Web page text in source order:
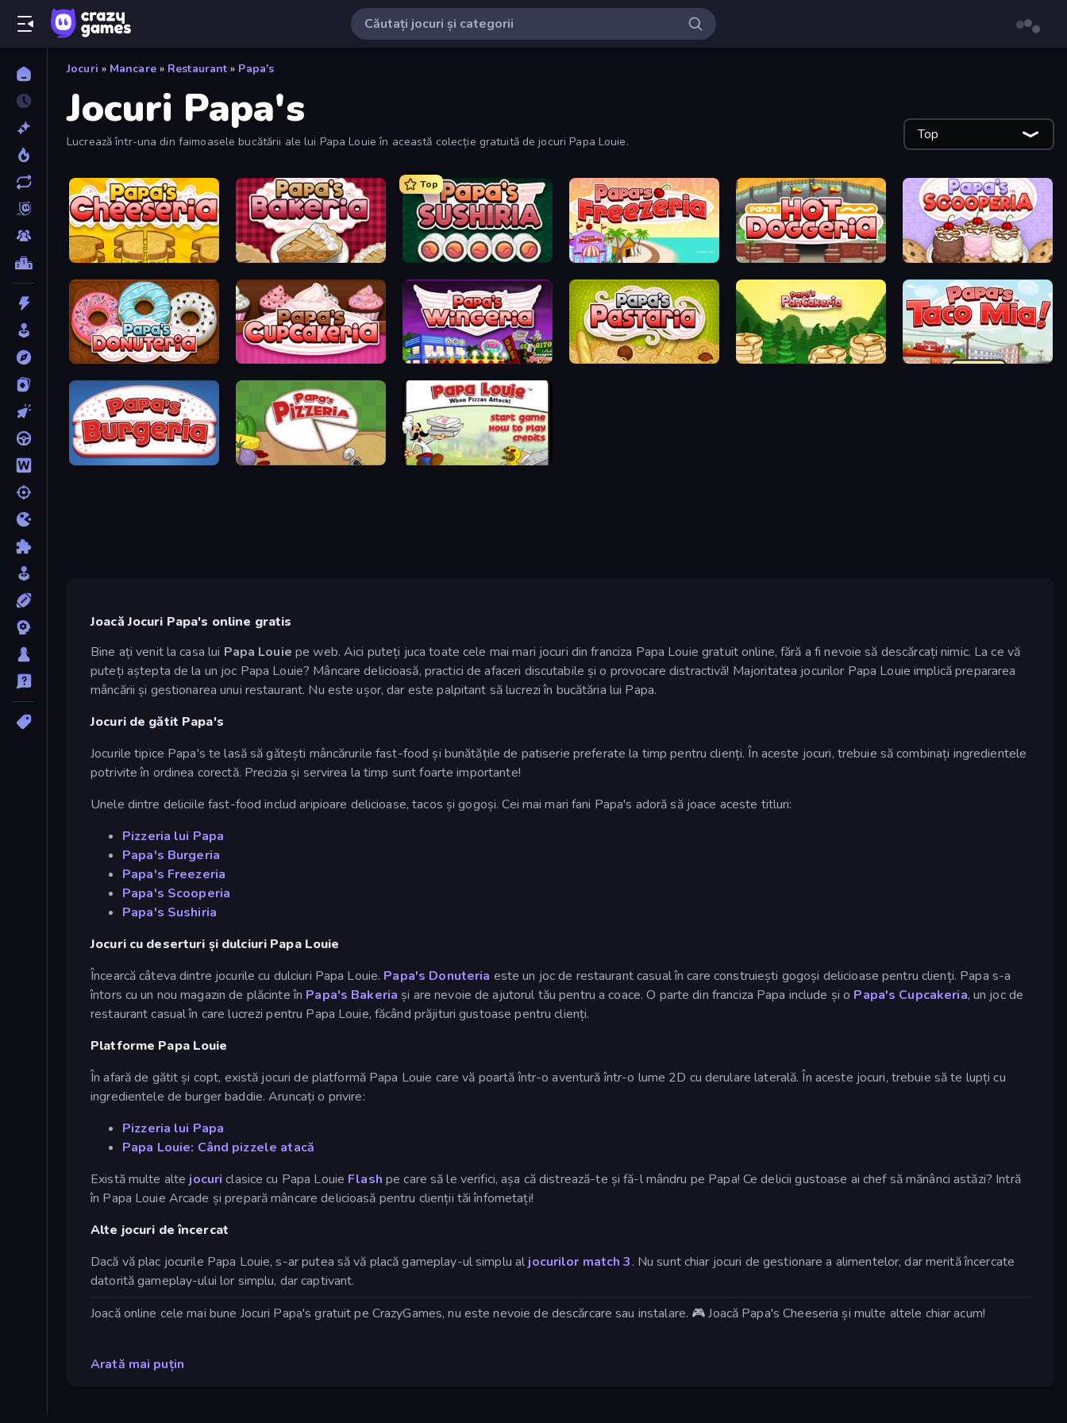
Jocuri » Mancare » Restaurant » Papa's
Jocuri Papa's
Lucrează într-una din faimoasele bucătării ale lui Papa Louie în această colecție gratuită de jocuri Papa Louie. Top
Papa's Cheeseria Papa's Bakeria
Top
Papa's Sushiria Papa's Freezeria Papa's Hot Doggeria Papa's Scooperia
Papa's Donuteria Papas Cupcakeria Papa's Wingeria Papa's Pastaria Papa's Pancakeria Papa's Taco Mia
Papa's Burgeria Papa's Pizzeria Papa Louie: When Pizzas Attack
Joacă Jocuri Papa's online gratis
Bine ați venit la casa lui Papa Louie pe web. Aici puteți juca toate cele mai mari jocuri din franciza Papa Louie gratuit online, fără a fi nevoie să descărcați nimic. La ce vă
puteți aștepta de la un joc Papa Louie? Mâncare delicioasă, practici de afaceri discutabile și o provocare distractivă! Majoritatea jocurilor Papa Louie implică prepararea
mâncării și gestionarea unui restaurant. Nu este ușor, dar este palpitant să lucrezi în bucătăria lui Papa.
Jocuri de gătit Papa's
Jocurile tipice Papa's te lasă să gătești mâncărurile fast-food și bunătățile de patiserie preferate la timp pentru clienți. În aceste jocuri, trebuie să combinați ingredientele
potrivite în ordinea corectă. Precizia și servirea la timp sunt foarte importante!
Unele dintre deliciile fast-food includ aripioare delicioase, tacos și gogoși. Cei mai mari fani Papa's adoră să joace aceste titluri:
Pizzeria lui Papa
Papa's Burgeria
Papa's Freezeria
Papa's Scooperia
Papa's Sushiria
Jocuri cu deserturi și dulciuri Papa Louie
Încearcă câteva dintre jocurile cu dulciuri Papa Louie. Papa's Donuteria este un joc de restaurant casual în care construiești gogoși delicioase pentru clienți. Papa s-a
întors cu un nou magazin de plăcinte în Papa's Bakeria și are nevoie de ajutorul tău pentru a coace. O parte din franciza Papa include și o Papa's Cupcakeria, un joc de
restaurant casual în care lucrezi pentru Papa Louie, făcând prăjituri gustoase pentru clienți.
Platforme Papa Louie
În afară de gătit și copt, există jocuri de platformă Papa Louie care vă poartă într-o aventură într-o lume 2D cu derulare laterală. În aceste jocuri, trebuie să te lupți cu
ingredientele de burger baddie. Aruncați o privire:
Pizzeria lui Papa
Papa Louie: Când pizzele atacă
Există multe alte jocuri clasice cu Papa Louie Flash pe care să le verifici, așa că distrează-te și fă-l mândru pe Papa! Ce delicii gustoase ai chef să mănânci astăzi? Intră
în Papa Louie Arcade și prepară mâncare delicioasă pentru clienții tăi înfometați!
Alte jocuri de încercat
Dacă vă plac jocurile Papa Louie, s-ar putea să vă placă gameplay-ul simplu al jocurilor match 3. Nu sunt chiar jocuri de gestionare a alimentelor, dar merită încercate
datorită gameplay-ului lor simplu, dar captivant.
Joacă online cele mai bune Jocuri Papa's gratuit pe CrazyGames, nu este nevoie de descărcare sau instalare. 🎮 Joacă Papa's Cheeseria și multe altele chiar acum!
Arată mai puțin